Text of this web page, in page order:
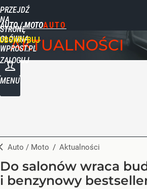
PRZEJDŹ
NA
STRONĘ
GŁÓWNĄ
WPROST.PL
AUTO / MOTO
ZALOGUJ
MENU
AKTUALNOŚCI
Auto / Moto / Aktualności
Do salonów wraca
i benzynowy